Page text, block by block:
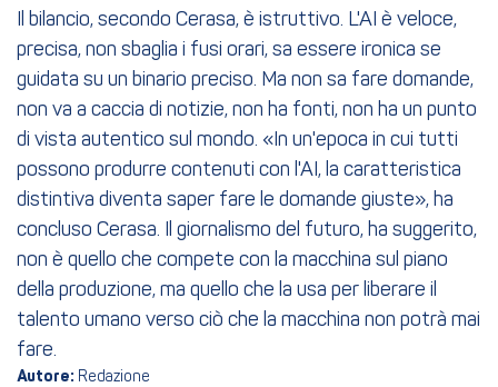
Il bilancio, secondo Cerasa, è istruttivo. L'AI è veloce,
precisa, non sbaglia i fusi orari, sa essere ironica se
guidata su un binario preciso. Ma non sa fare domande,
non va a caccia di notizie, non ha fonti, non ha un punto
di vista autentico sul mondo. «In un'epoca in cui tutti
possono produrre contenuti con l'AI, la caratteristica
distintiva diventa saper fare le domande giuste», ha
concluso Cerasa. Il giornalismo del futuro, ha suggerito,
non è quello che compete con la macchina sul piano
della produzione, ma quello che la usa per liberare il
talento umano verso ciò che la macchina non potrà mai
fare.
Autore: Redazione